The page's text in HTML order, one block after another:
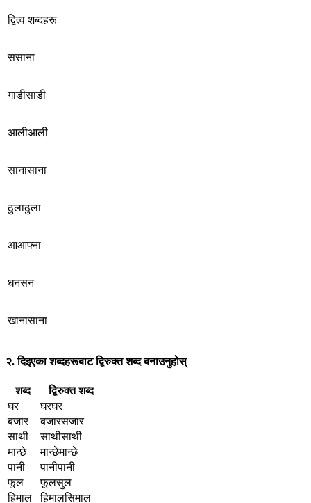
द्वित्व शब्दहरू
ससाना
गाडीसाडी
आलीआली
सानासाना
ठुलाठुला
आआफ्ना
धनसन
खानासाना
२. दिइएका शब्दहरूबाट द्विरुक्त शब्द बनाउनुहोस्
शब्द
द्विरुक्त शब्द
घर
घरघर
बजार
बजारसजार
साथी
साथीसाथी
मान्छे
मान्छेमान्छे
पानी
पानीपानी
फूल
फूलसुल
हिमाल
हिमालसिमाल